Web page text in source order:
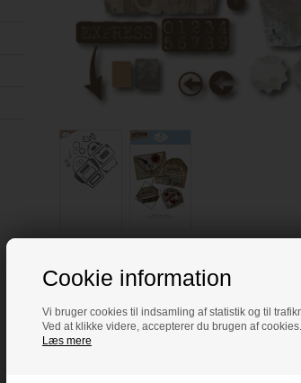
Cookie information
Vi bruger cookies til indsamling af statistik og til
Ved at klikke videre, accepterer du brugen af cookies.
Læs mere
LÆS OG BLIV INSPIRERET